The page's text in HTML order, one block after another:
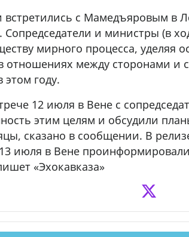
встретились с Мамедъяровым в
и министры (в
мирного процесса, уделяя
отношениях между сторонами и
году.
12 июля в Вене с
этим целям и обсудили
сказано в сообщении. В
июля в Вене
«Эхокавказа»